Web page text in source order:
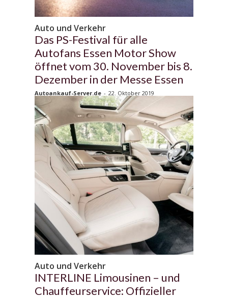
Auto und Verkehr
Das PS-Festival für alle
Autofans Essen Motor Show
öffnet vom 30. November bis 8.
Dezember in der Messe Essen
Autoankauf-Server.de - 22. Oktober 2019
Auto und Verkehr
INTERLINE Limousinen – und
Chauffeurservice: Offizieller